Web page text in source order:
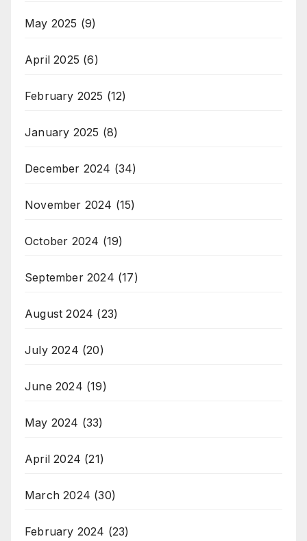
May 2025 (9)
April 2025 (6)
February 2025 (12)
January 2025 (8)
December 2024 (34)
November 2024 (15)
October 2024 (19)
September 2024 (17)
August 2024 (23)
July 2024 (20)
June 2024 (19)
May 2024 (33)
April 2024 (21)
March 2024 (30)
February 2024 (23)